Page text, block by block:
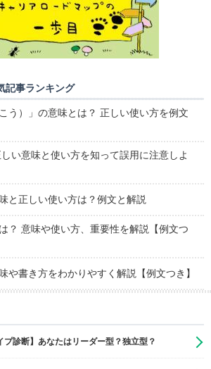
記事ランキング
う）」の意味とは？ 正しい使い方を例文
い意味と使い方を知って誤用に注意しよ
と正しい使い方は？例文と解説
？ 意味や使い方、重要性を解説【例文つ
や書き方をわかりやすく解説【例文つき】
プ診断】あなたはリーダー型？独立型？